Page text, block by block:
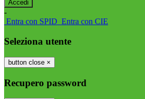
-
Entra con SPID Entra con CIE
Seleziona utente
button close ×
Recupero password